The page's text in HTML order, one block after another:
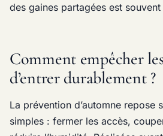
des gaines partagées est
Comment empêcher
d’entrer durablement ?
La prévention d’automne repose
simples : fermer les accès,